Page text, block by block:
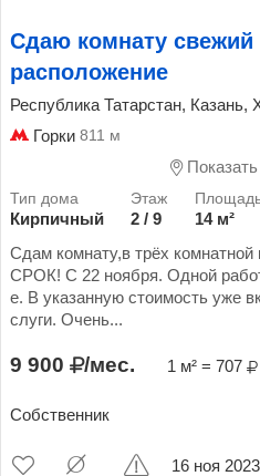
Сдаю комнату свежий
расположение
Республика Татарстан,
Горки 811 м
Показать
Кирпичный 2 / 9
14 м²
Сдам комнату,в трёх
СРОК! С 22 ноября. Одной
е. В указанную стоимость уже
слуги. Очень...
9 900 /мес. 1 м² = 707
Собственник
16 ноя 2023